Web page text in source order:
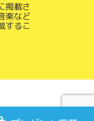
掲載さ
楽など
するこ